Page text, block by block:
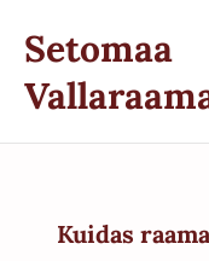
Setomaa
Kuidas